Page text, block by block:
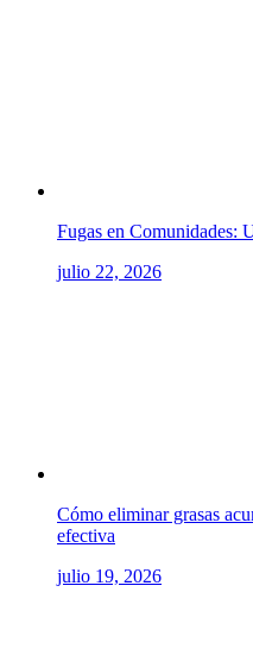
Fugas en Comunidades:
julio 22, 2026
Cómo eliminar grasas
efectiva
julio 19, 2026